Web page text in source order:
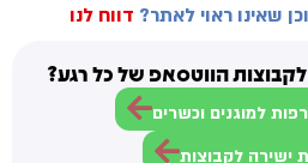
שאינו ראוי לאתר? דווח לנו
הווטסאפ של כל רגע?
למוגנים וכשרים
ישירה לקבוצות